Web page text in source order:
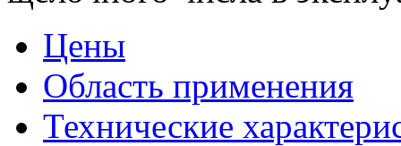
Цены
Область применения
Технические